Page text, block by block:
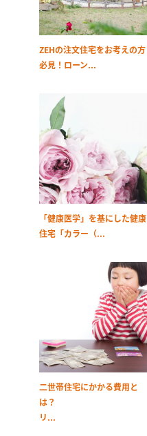
ZEHの注文住宅をお考えの方
必見！ローン...
「健康医学」を基にした健康
住宅「カラー（...
二世帯住宅にかかる費用と
は？
リ...